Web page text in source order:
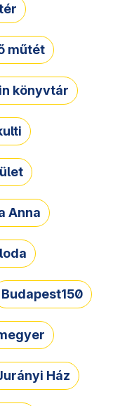
műtét
könyvtár
Anna
Budapest150
Ház